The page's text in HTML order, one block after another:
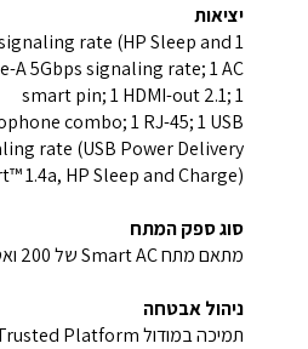
יציאות
signaling rate (HP Sleep and
A 5Gbps signaling rate; 1 AC
smart pin; 1 HDMI-out 2.1; 1
combo; 1 RJ-45; 1 USB
rate (USB Power Delivery
1.4a, HP Sleep and Charge)
סוג ספק המתח
מתאם מתח ‎Smart AC של‏ 200 ואט
ניהול אבטחה
תמיכה במודול Trusted Platform ‏(TPM קושחה)‎